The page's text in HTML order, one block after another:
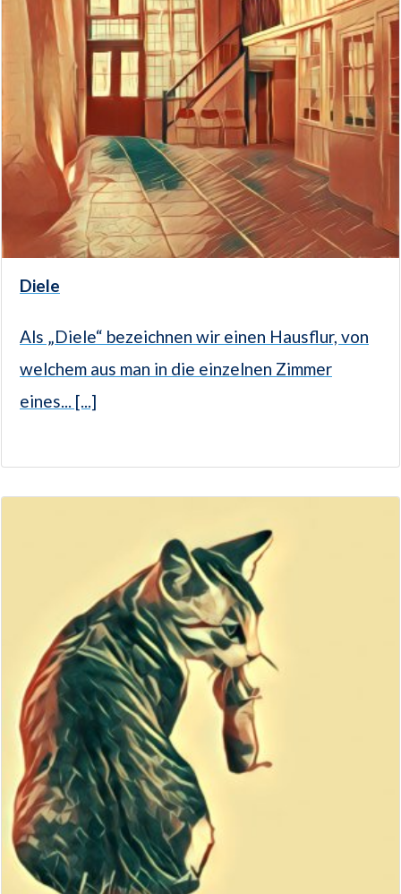
Diele
Als „Diele“ bezeichnen wir einen Hausflur, von
welchem aus man in die einzelnen Zimmer
eines... [...]